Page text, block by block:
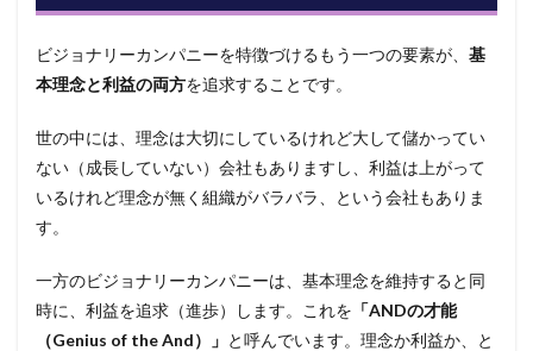
ビジョナリーカンパニーを特徴づけるもう一つの要素が、 基
本理念と利益の両方を追求することです。
世の中には、理念は大切にしているけれど大して儲かってい
ない（成長していない）会社もありますし、利益は上がって
いるけれど理念が無く組織がバラバラ、という会社もありま
す。
一方のビジョナリーカンパニーは、基本理念を維持すると同
時に、利益を追求（進歩）します。これを 「ANDの才能
（Genius of the And）」 と呼んでいます。理念か利益か、と